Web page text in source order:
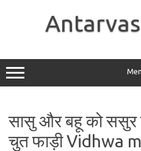
सासु और बहू को ससुर
चुत फाड़ी Vidhwa